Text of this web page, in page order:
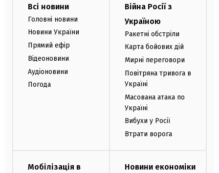
Всі новини
Головні новини
Новини України
Прямий ефір
Відеоновини
Аудіоновини
Погода
Війна Росії з
Україною
Ракетні обстріли
Карта бойових дій
Мирні переговори
Повітряна тривога в
Україні
Масована атака по
Україні
Вибухи у Росії
Втрати ворога
Мобілізація в
Новини економіки